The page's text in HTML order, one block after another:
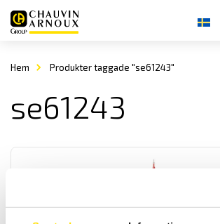
Hem Produkter taggade "se61243"
se61243